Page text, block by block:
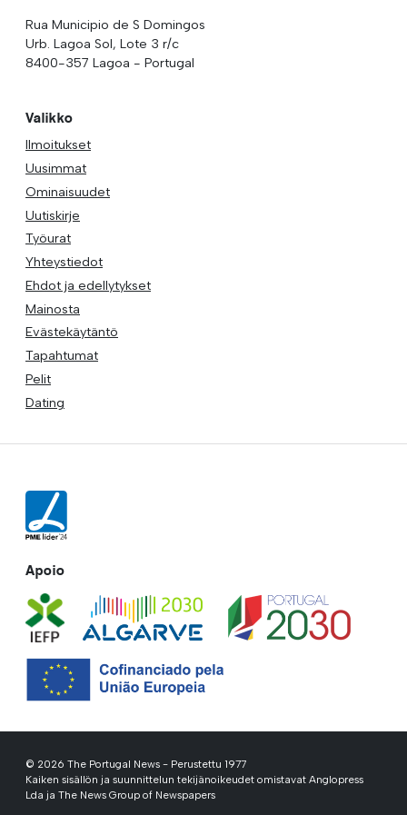
Rua Municipio de S Domingos
Urb. Lagoa Sol, Lote 3 r/c
8400-357 Lagoa - Portugal
Valikko
Ilmoitukset
Uusimmat
Ominaisuudet
Uutiskirje
Työurat
Yhteystiedot
Ehdot ja edellytykset
Mainosta
Evästekäytäntö
Tapahtumat
Pelit
Dating
Apoio
© 2026 The Portugal News - Perustettu 1977
Kaiken sisällön ja suunnittelun tekijänoikeudet omistavat Anglopress
Lda ja The News Group of Newspapers